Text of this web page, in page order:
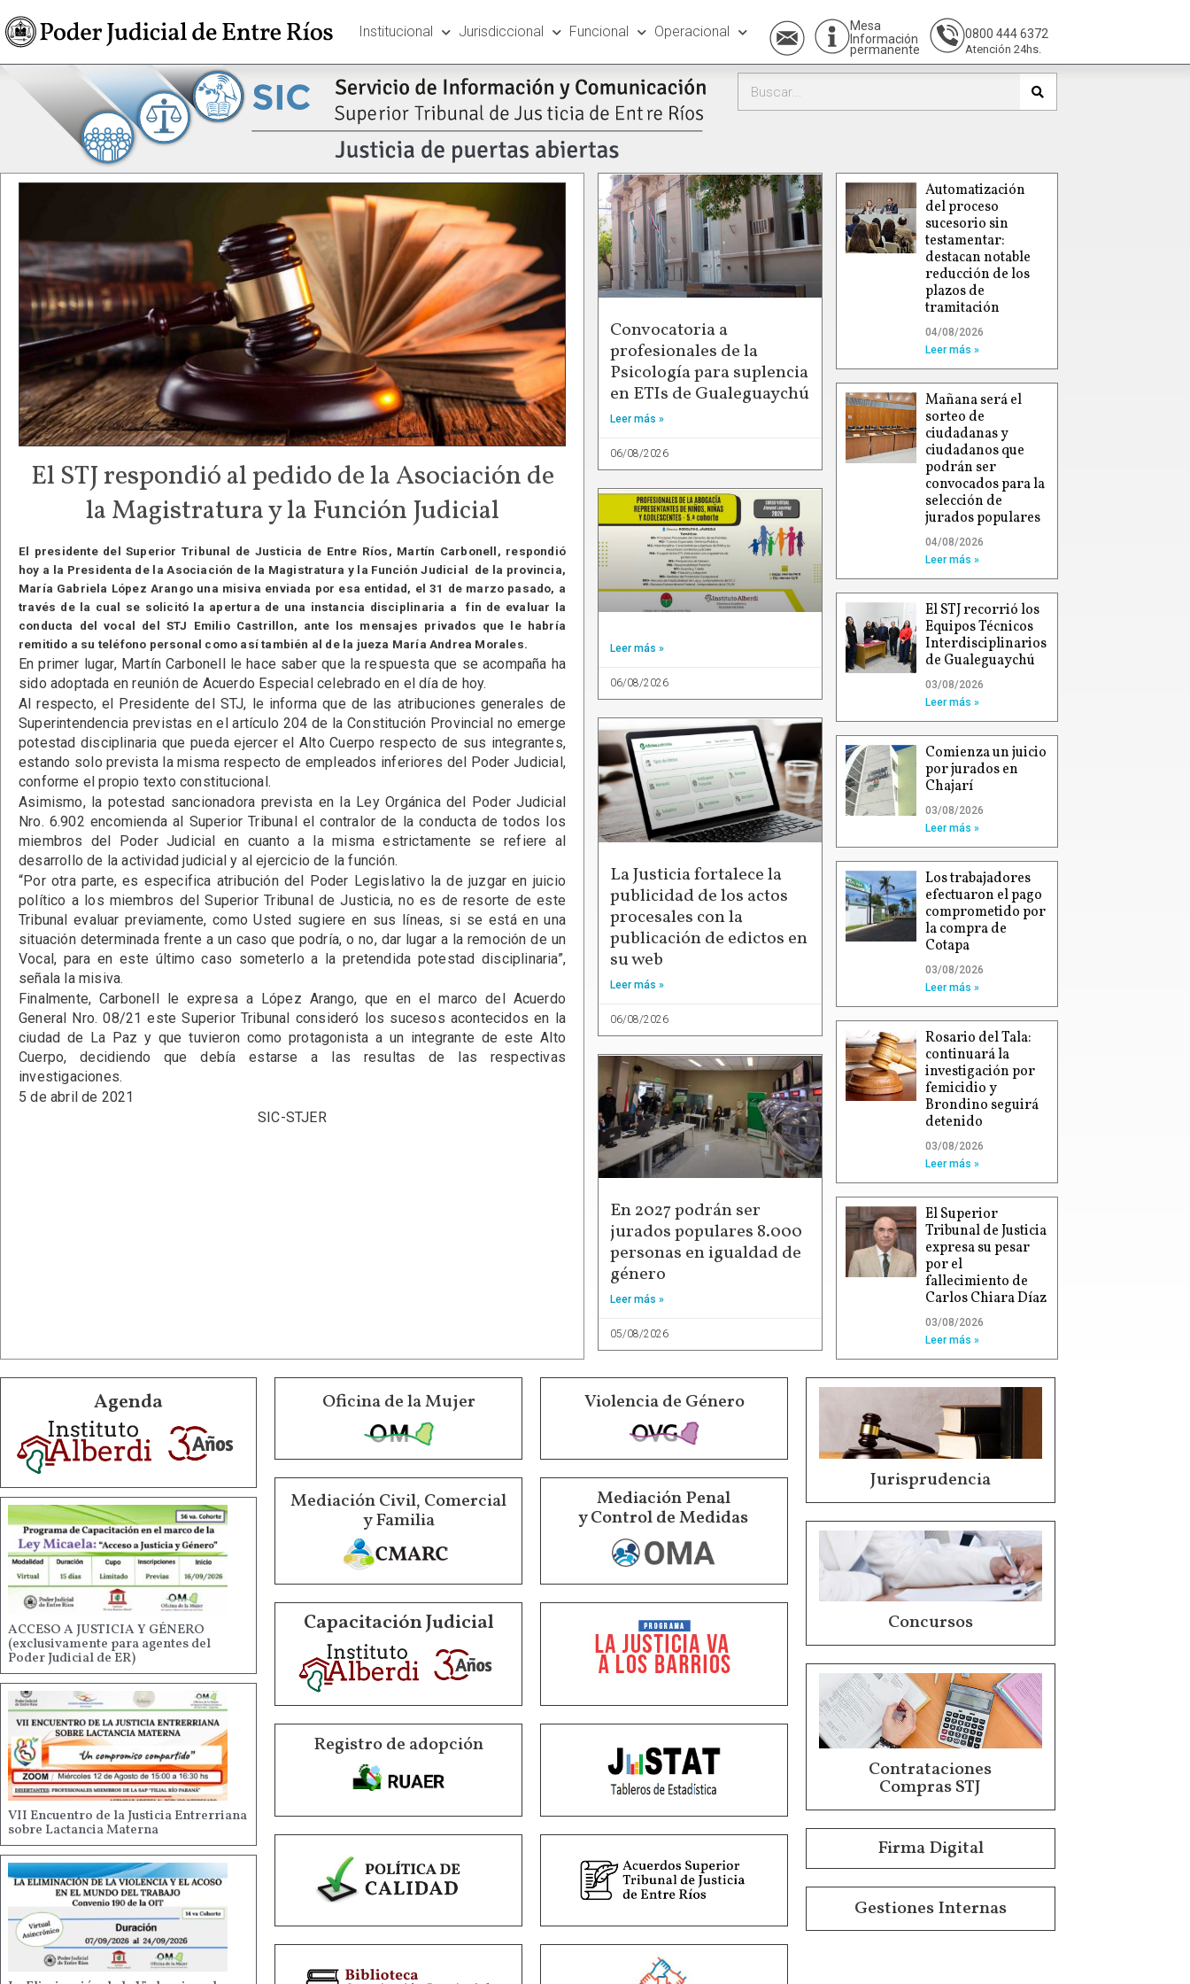
Institucional Jurisdiccional Funcional Operacional
Mesa
Información
permanente
0800 444 6372
Atención 24hs.
El STJ respondió al pedido de la Asociación de
la Magistratura y la Función Judicial
El presidente del Superior Tribunal de Justicia de Entre Ríos, Martín Carbonell, respondió
hoy a la Presidenta de la Asociación de la Magistratura y la Función Judicial de la provincia,
María Gabriela López Arango una misiva enviada por esa entidad, el 31 de marzo pasado, a
través de la cual se solicitó la apertura de una instancia disciplinaria a fin de evaluar la
conducta del vocal del STJ Emilio Castrillon, ante los mensajes privados que le habría
remitido a su teléfono personal como así también al de la jueza María Andrea Morales.
En primer lugar, Martín Carbonell le hace saber que la respuesta que se acompaña ha
sido adoptada en reunión de Acuerdo Especial celebrado en el día de hoy.
Al respecto, el Presidente del STJ, le informa que de las atribuciones generales de
Superintendencia previstas en el artículo 204 de la Constitución Provincial no emerge
potestad disciplinaria que pueda ejercer el Alto Cuerpo respecto de sus integrantes,
estando solo prevista la misma respecto de empleados inferiores del Poder Judicial,
conforme el propio texto constitucional.
Asimismo, la potestad sancionadora prevista en la Ley Orgánica del Poder Judicial
Nro. 6.902 encomienda al Superior Tribunal el contralor de la conducta de todos los
miembros del Poder Judicial en cuanto a la misma estrictamente se refiere al
desarrollo de la actividad judicial y al ejercicio de la función.
“Por otra parte, es especifica atribución del Poder Legislativo la de juzgar en juicio
político a los miembros del Superior Tribunal de Justicia, no es de resorte de este
Tribunal evaluar previamente, como Usted sugiere en sus líneas, si se está en una
situación determinada frente a un caso que podría, o no, dar lugar a la remoción de un
Vocal, para en este último caso someterlo a la pretendida potestad disciplinaria”,
señala la misiva.
Finalmente, Carbonell le expresa a López Arango, que en el marco del Acuerdo
General Nro. 08/21 este Superior Tribunal consideró los sucesos acontecidos en la
ciudad de La Paz y que tuvieron como protagonista a un integrante de este Alto
Cuerpo, decidiendo que debía estarse a las resultas de las respectivas
investigaciones.
5 de abril de 2021
SIC-STJER
Convocatoria a
profesionales de la
Psicología para suplencia
en ETIs de Gualeguaychú
Leer más »
06/08/2026
Leer más »
06/08/2026
La Justicia fortalece la
publicidad de los actos
procesales con la
publicación de edictos en
su web
Leer más »
06/08/2026
En 2027 podrán ser
jurados populares 8.000
personas en igualdad de
género
Leer más »
05/08/2026
Automatización
del proceso
sucesorio sin
testamentar:
destacan notable
reducción de los
plazos de
tramitación
04/08/2026
Leer más »
Mañana será el
sorteo de
ciudadanas y
ciudadanos que
podrán ser
convocados para la
selección de
jurados populares
04/08/2026
Leer más »
El STJ recorrió los
Equipos Técnicos
Interdisciplinarios
de Gualeguaychú
03/08/2026
Leer más »
Comienza un juicio
por jurados en
Chajarí
03/08/2026
Leer más »
Los trabajadores
efectuaron el pago
comprometido por
la compra de
Cotapa
03/08/2026
Leer más »
Rosario del Tala:
continuará la
investigación por
femicidio y
Brondino seguirá
detenido
03/08/2026
Leer más »
El Superior
Tribunal de Justicia
expresa su pesar
por el
fallecimiento de
Carlos Chiara Díaz
03/08/2026
Leer más »
Agenda
ACCESO A JUSTICIA Y GÉNERO
(exclusivamente para agentes del
Poder Judicial de ER)
VII Encuentro de la Justicia Entrerriana
sobre Lactancia Materna
Oficina de la Mujer Violencia de Género
Mediación Civil, Comercial
y Familia
Mediación Penal
y Control de Medidas
Capacitación Judicial
Registro de adopción
Jurisprudencia
Concursos
Contrataciones
Compras STJ
Firma Digital
Gestiones Internas